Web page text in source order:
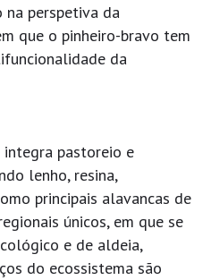
na perspetiva da
que o pinheiro-bravo tem
da
pastoreio e
lenho, resina,
principais alavancas de
únicos, em que se
e de aldeia,
do ecossistema são